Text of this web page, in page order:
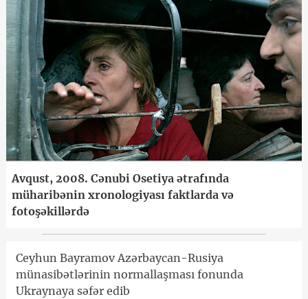
Avqust, 2008. Cənubi Osetiya ətrafında
müharibənin xronologiyası faktlarda və
fotoşəkillərdə
Ceyhun Bayramov Azərbaycan-Rusiya
münasibətlərinin normallaşması fonunda
Ukraynaya səfər edib